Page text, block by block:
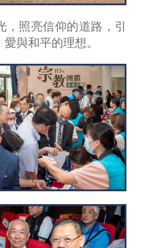
，照亮信仰的道路，引
與和平的理想。